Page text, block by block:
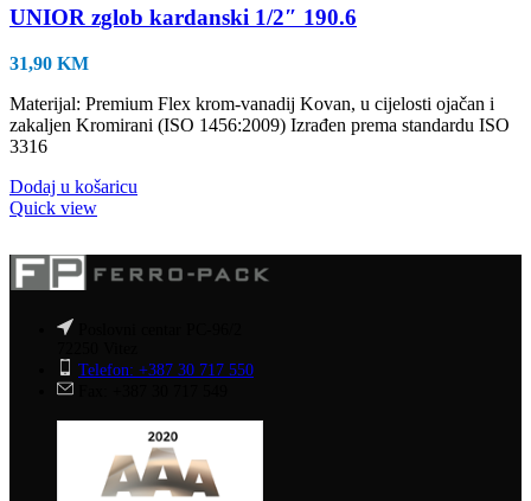
UNIOR zglob kardanski 1/2″ 190.6
31,90 KM
Materijal: Premium Flex krom-vanadij Kovan, u cijelosti ojačan i
zakaljen Kromirani (ISO 1456:2009) Izrađen prema standardu ISO
3316
Dodaj u košaricu
Quick view
Telefon: +387 30 717 550